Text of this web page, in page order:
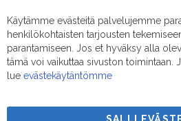
Puhelin/Whatsapp:
Sähköposti:
Käytämme evästeitä palvelujemme
henkilökohtaisten tarjousten
parantamiseen. Jos et hyväksy alla
tämä voi vaikuttaa sivuston toimintaan.
lue evästekäytäntömme